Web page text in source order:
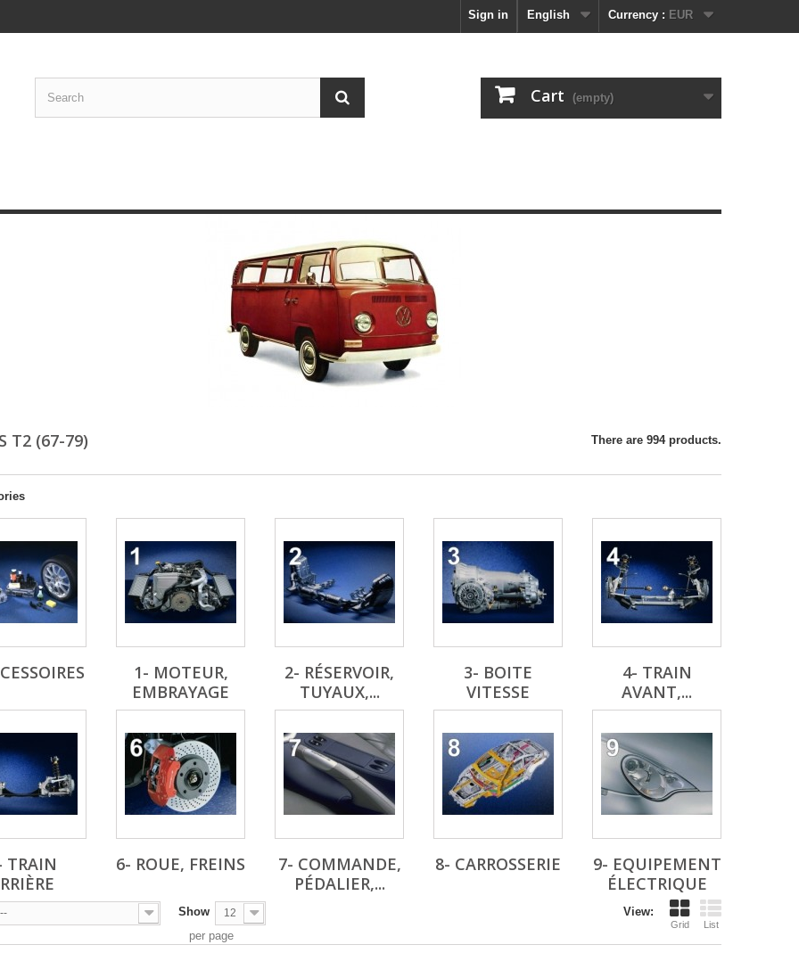
Currency : EUR
English
Sign in
Cart (empty)
T2 (67-79) There are 994 products.
1- MOTEUR,
EMBRAYAGE
2- RÉSERVOIR,
TUYAUX,...
3- BOITE
VITESSE
4- TRAIN
AVANT,...
TRAIN
6- ROUE, FREINS
7- COMMANDE,
PÉDALIER,...
8- CARROSSERIE
9- EQUIPEMENT
ÉLECTRIQUE
View:
Grid List
-- Show 12
per page